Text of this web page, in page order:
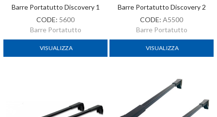
Barre Portatutto Discovery 1
CODE: 5600
Barre Portatutto
VISUALIZZA
Barre Portatutto Discovery 2
CODE: A5500
Barre Portatutto
VISUALIZZA